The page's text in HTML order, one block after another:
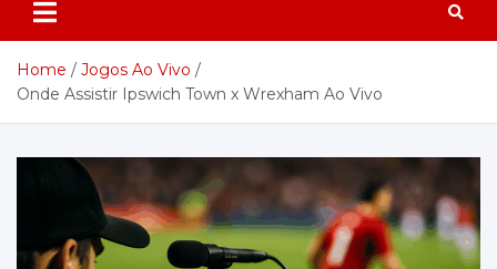
Home
Jogos Ao Vivo
Onde Assistir Ipswich Town x Wrexham Ao Vivo